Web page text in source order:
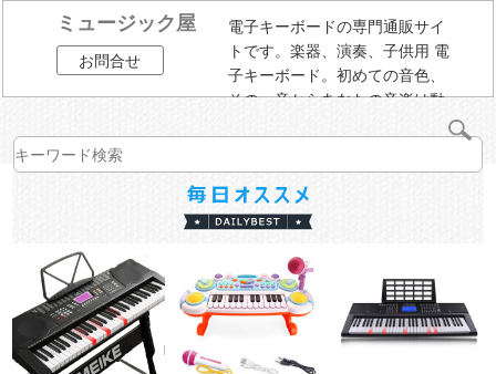
ミュージック屋
お問合せ
電子キーボードの専門通販サイ
トです。楽器、演奏、子供用 電
子キーボード。初めての音色、
その一音からあなたの音楽は動